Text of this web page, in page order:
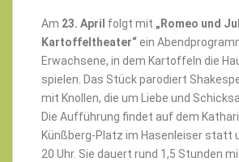
Am 23. April folgt mit „Romeo und
Kartoffeltheater“ein
Erwachsene, in dem Kartoffeln die
spielen. Das Stück parodiert
mit Knollen, die um Liebe und
Die Aufführung findet auf dem
Künßberg-Platz im Hasenleiser statt
20 Uhr. Sie dauert rund 1,5 Stunden